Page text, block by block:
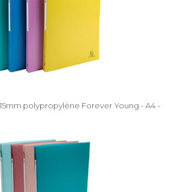
polypropylène Forever Young - A4 -